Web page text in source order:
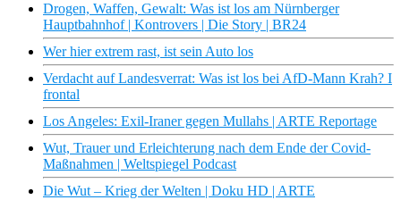
Drogen, Waffen, Gewalt: Was ist los am Nürnberger
Hauptbahnhof | Kontrovers | Die Story | BR24
Wer hier extrem rast, ist sein Auto los
Verdacht auf Landesverrat: Was ist los bei AfD-Mann Krah? I
frontal
Los Angeles: Exil-Iraner gegen Mullahs | ARTE Reportage
Wut, Trauer und Erleichterung nach dem Ende der Covid-
Maßnahmen | Weltspiegel Podcast
Die Wut – Krieg der Welten | Doku HD | ARTE